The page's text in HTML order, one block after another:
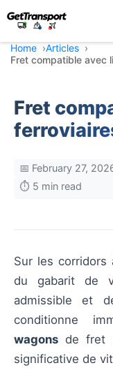
Home
Articles
Fret compatible avec
Fret
📅 February 27,
⏱️ 5 min read
Sur les corridors
du gabarit de
admissible et
conditionne
wagons de fret
significative de